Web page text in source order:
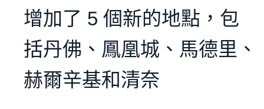
增加了 5 個新的地點，包
括丹佛、鳳凰城、馬德里、
赫爾辛基和清奈